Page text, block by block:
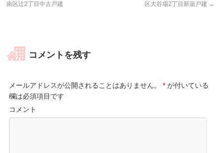
南区辻2丁目中古戸建
区大谷場2丁目新築戸建 →
コメントを残す
メールアドレスが公開されることはありません。 * が付いている
欄は必須項目です
コメント